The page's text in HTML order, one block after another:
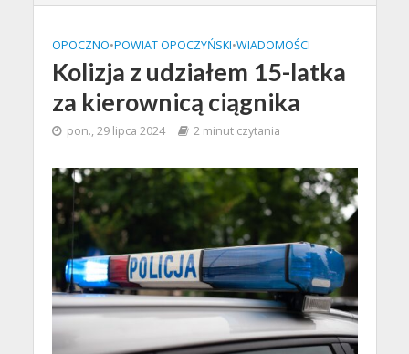
OPOCZNO•POWIAT OPOCZYŃSKI•WIADOMOŚCI
Kolizja z udziałem 15-latka
za kierownicą ciągnika
pon., 29 lipca 2024 2 minut czytania